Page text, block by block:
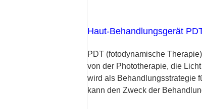
Haut-Behandlungsgerät
PDT (fotodynamische
von der Phototherapie, die
wird als Behandlungsstrategie
kann den Zweck der